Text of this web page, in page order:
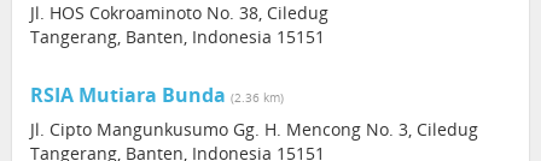
Jl. HOS Cokroaminoto No. 38, Ciledug
Tangerang, Banten, Indonesia 15151
RSIA Mutiara Bunda (2.36 km)
Jl. Cipto Mangunkusumo Gg. H. Mencong No. 3, Ciledug
Tangerang, Banten, Indonesia 15151